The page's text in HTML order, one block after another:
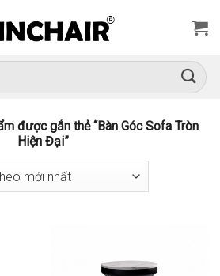
được gắn thẻ “Bàn Góc Sofa Tròn
Hiện Đại”